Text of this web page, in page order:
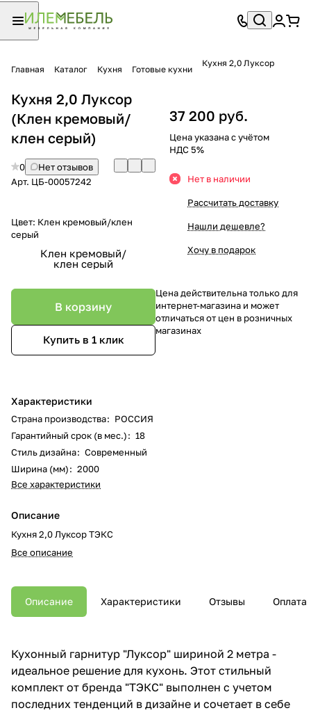
Главная Каталог Кухня Готовые кухни
Кухня 2,0 Луксор
Кухня 2,0 Луксор
(Клен кремовый/
клен серый)
0
Нет отзывов
Арт. ЦБ-00057242
Цвет: Клен кремовый/клен
серый
Клен кремовый/
клен серый
В корзину
Купить в 1 клик
Характеристики
Страна производства: РОССИЯ
Гарантийный срок (в мес.): 18
Стиль дизайна: Современный
Ширина (мм): 2000
Все характеристики
Описание
Кухня 2,0 Луксор ТЭКС
Все описание
37 200 руб.
Цена указана с учётом
НДС 5%
Нет в наличии
Рассчитать доставку
Нашли дешевле?
Хочу в подарок
Цена действительна только для
интернет-магазина и может
отличаться от цен в розничных
магазинах
Описание Характеристики Отзывы Оплата
Кухонный гарнитур "Луксор" шириной 2 метра -
идеальное решение для кухонь. Этот стильный
комплект от бренда "ТЭКС" выполнен с учетом
последних тенденций в дизайне и сочетает в себе